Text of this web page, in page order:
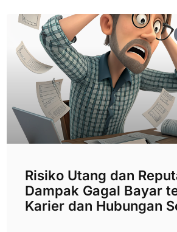
Risiko Utang dan
Dampak Gagal Bayar
Karier dan Hubungan